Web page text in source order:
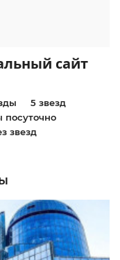
сайт
5 звезд
посуточно
звезд